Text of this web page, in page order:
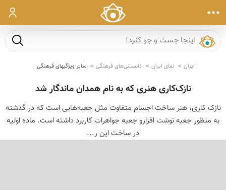
ورود
جست و
ایران نمای ایران دانستنی‌های فرهنگی سایر ویژگیهای فرهنگی
نازک‌کاری هنری که به نام همدان ماندگار شد
نازک کاری، هنر ساخت اجسام متفاوت مثل جعبه‌هایی است که در گذشته
به منظور جعبه‌ نوشت افزارو جعبه جواهرات کاربرد داشته است. ماده‌ اولیه
در ساخت این ر...